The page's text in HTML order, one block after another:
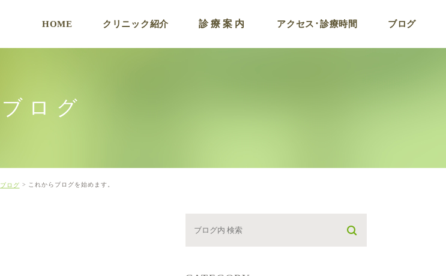
HOME クリニック紹介 診療案内 アクセス･診療時間 ブログ
ブログ
ブログ これからブログを始めます。